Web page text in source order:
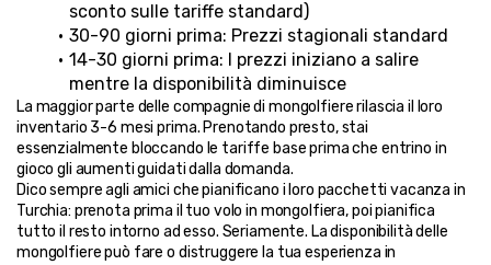
sconto sulle tariffe standard)
30-90 giorni prima: Prezzi stagionali standard
14-30 giorni prima: I prezzi iniziano a salire
mentre la disponibilità diminuisce
La maggior parte delle compagnie di mongolfiere rilascia il loro
inventario 3-6 mesi prima. Prenotando presto, stai
essenzialmente bloccando le tariffe base prima che entrino in
gioco gli aumenti guidati dalla domanda.
Dico sempre agli amici che pianificano i loro pacchetti vacanza in
Turchia: prenota prima il tuo volo in mongolfiera, poi pianifica
tutto il resto intorno ad esso. Seriamente. La disponibilità delle
mongolfiere può fare o distruggere la tua esperienza in